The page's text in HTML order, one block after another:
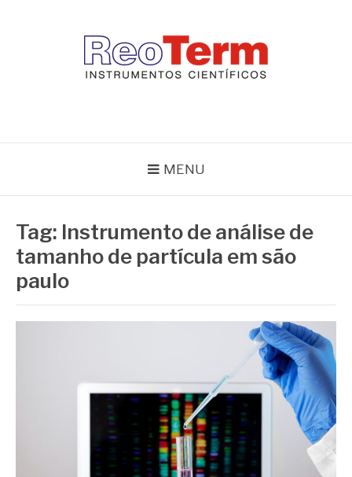
MENU
Tag: Instrumento de análise de
tamanho de partícula em são
paulo